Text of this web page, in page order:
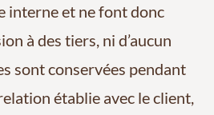
interne et ne font donc
à des tiers, ni d’aucun
sont conservées pendant
établie avec le client,